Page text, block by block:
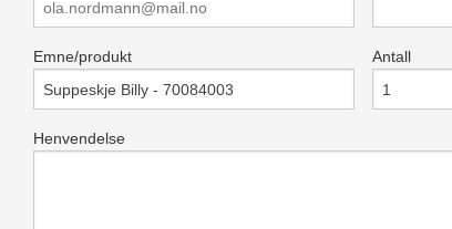
Emne/produkt Antall
Henvendelse